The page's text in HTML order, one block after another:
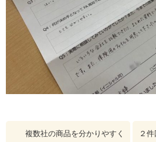
複数社の商品を分かりやすく
２